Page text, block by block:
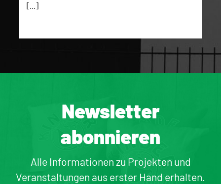
[...]
Newsletter
abonnieren
Alle Informationen zu Projekten und
Veranstaltungen aus erster Hand erhalten.